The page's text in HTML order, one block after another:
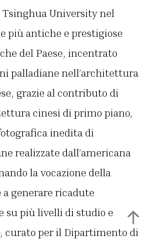
Tsinghua University nel
più antiche e prestigiose
del Paese, incentrato
palladiane nell’architettura
grazie al contributo di
cinesi di primo piano,
inedita di
realizzate dall’americana
la vocazione della
generare ricadute
su più livelli di studio e
curato per il Dipartimento di